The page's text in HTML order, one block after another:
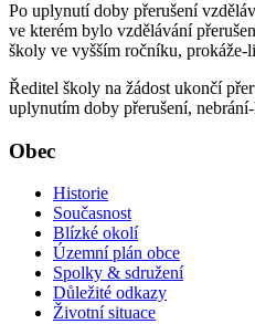
Po uplynutí doby přerušení
ve kterém bylo vzdělávání
školy ve vyšším ročníku, prokáže-
Ředitel školy na žádost ukončí
uplynutím doby přerušení,
Obec
Historie
Současnost
Blízké okolí
Územní plán obce
Spolky & sdružení
Důležité odkazy
Životní situace